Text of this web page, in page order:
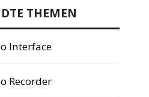
THEMEN
Interface
Recorder